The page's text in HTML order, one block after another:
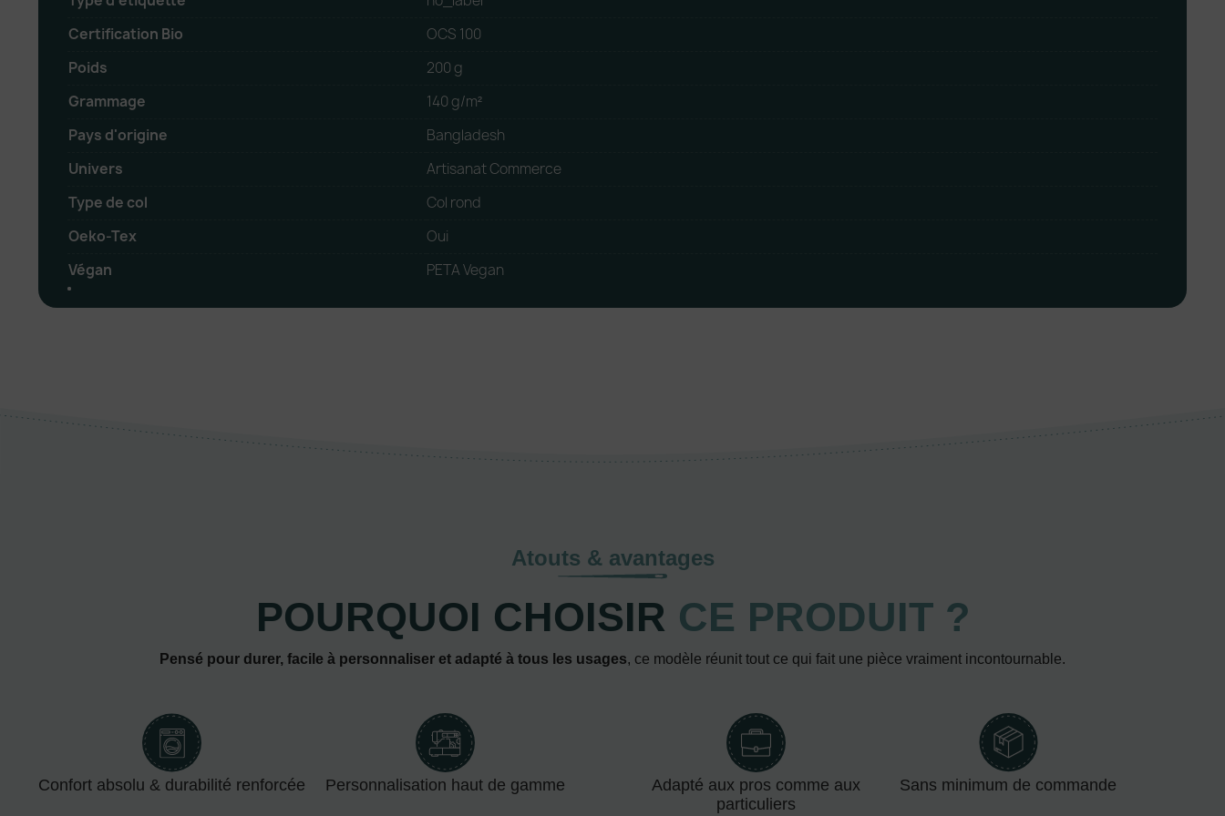
Certification Bio
OCS 100
Poids
200 g
Grammage
140 g/m²
Pays d'origine
Bangladesh
Univers
Artisanat Commerce
Type de col
Col rond
Oeko-Tex
Oui
Végan
PETA Vegan
Atouts & avantages
POURQUOI CHOISIR CE PRODUIT ?
Pensé pour durer, facile à personnaliser et adapté à tous les usages, ce modèle réunit tout ce qui fait une pièce vraiment incontournable.
Confort absolu & durabilité renforcée Personnalisation haut de gamme
Adapté aux pros comme aux
particuliers
Sans minimum de commande